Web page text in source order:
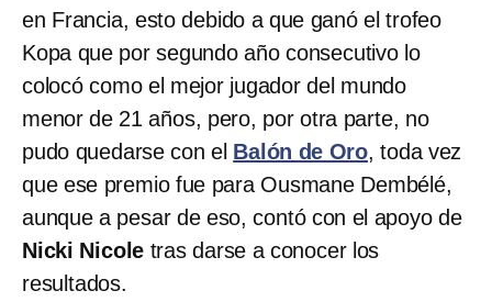
en Francia, esto debido a que ganó el trofeo
Kopa que por segundo año consecutivo lo
colocó como el mejor jugador del mundo
menor de 21 años, pero, por otra parte, no
pudo quedarse con el Balón de Oro, toda vez
que ese premio fue para Ousmane Dembélé,
aunque a pesar de eso, contó con el apoyo de
Nicki Nicole tras darse a conocer los
resultados.